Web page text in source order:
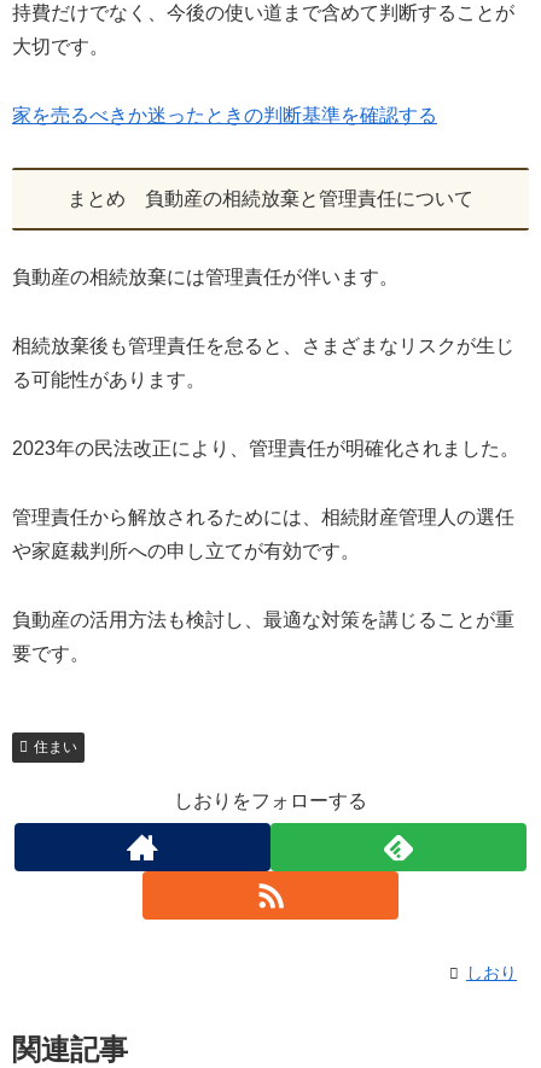
持費だけでなく、今後の使い道まで含めて判断することが
大切です。
家を売るべきか迷ったときの判断基準を確認する
まとめ 負動産の相続放棄と管理責任について
負動産の相続放棄には管理責任が伴います。
相続放棄後も管理責任を怠ると、さまざまなリスクが生じ
る可能性があります。
2023年の民法改正により、管理責任が明確化されました。
管理責任から解放されるためには、相続財産管理人の選任
や家庭裁判所への申し立てが有効です。
負動産の活用方法も検討し、最適な対策を講じることが重
要です。
住まい
しおりをフォローする
しおり
関連記事